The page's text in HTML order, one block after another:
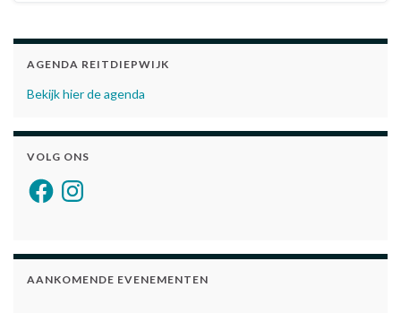
AGENDA REITDIEPWIJK
Bekijk hier de agenda
VOLG ONS
FacebookInstagram
AANKOMENDE EVENEMENTEN